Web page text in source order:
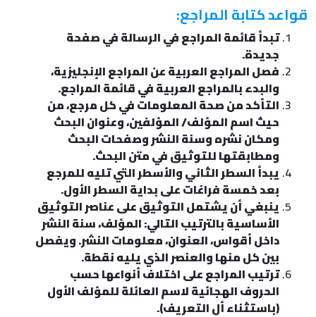
قواعد كتابة المراجع:
تبدأ قائمة المراجع في الرسالة في صفحة
جديدة.
فصل المراجع العربية عن المراجع الإنجليزية،
والبدء بالمراجع العربية في قائمة المراجع.
التأكد من صحة المعلومات في كل مرجع، من
حيث اسم المؤلف/ المؤلفين، وعنوان البحث
ومكان نشره وسنة النشر وصفحات البحث
ومطابقتها للتوثيق في متن البحث.
يبدأ السطر الثاني والأسطر التي تليه للمرجع
بعد خمسة فراغات على بداية السطر الأول.
ينبغي أن يشتمل التوثيق على عناصر التوثيق
الأساسية بالترتيب التالي: المؤلف، سنة النشر
داخل أقواس، العنوان، معلومات النشر. ويفصل
بين كل منها والعنصر الذي يليه نقطة.
ترتيب المراجع على اختلاف أنواعها حسب
الحروف الهجائية لاسم العائلة للمؤلف الأول
(باستثناء أل التعريف).